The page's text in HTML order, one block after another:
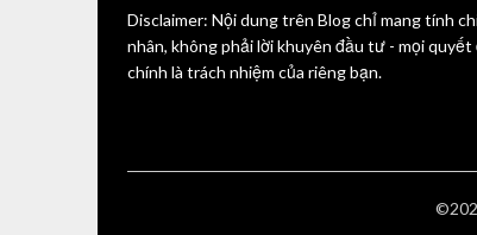
Disclaimer: Nội dung trên Blog chỉ mang tính
nhân, không phải lời khuyên đầu tư - mọi quyết
chính là trách nhiệm của riêng bạn.